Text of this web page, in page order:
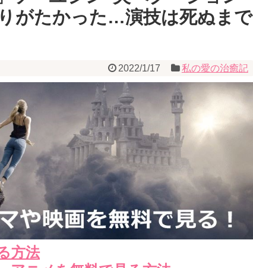
がたかった…演技は死ぬまで
2022/1/17 私の愛の治癒記
方法